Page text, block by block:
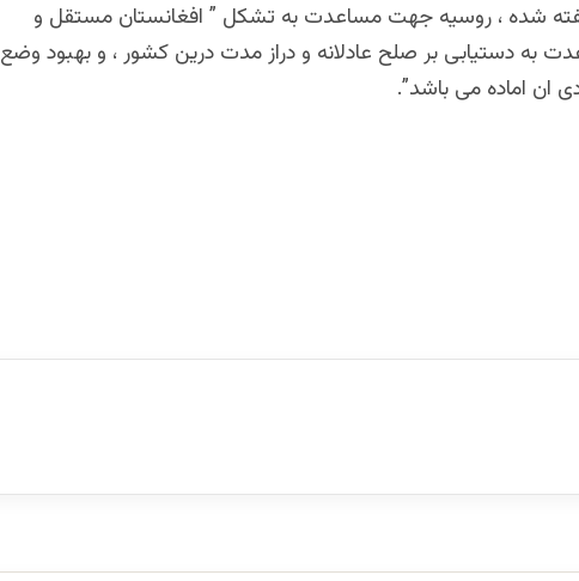
شده ، روسیه جهت مساعدت به تشکل ” افغانستان مستقل و
به دستیابی بر صلح عادلانه و دراز مدت درین کشور ، و بهبود وضع
ان اماده می باشد”.